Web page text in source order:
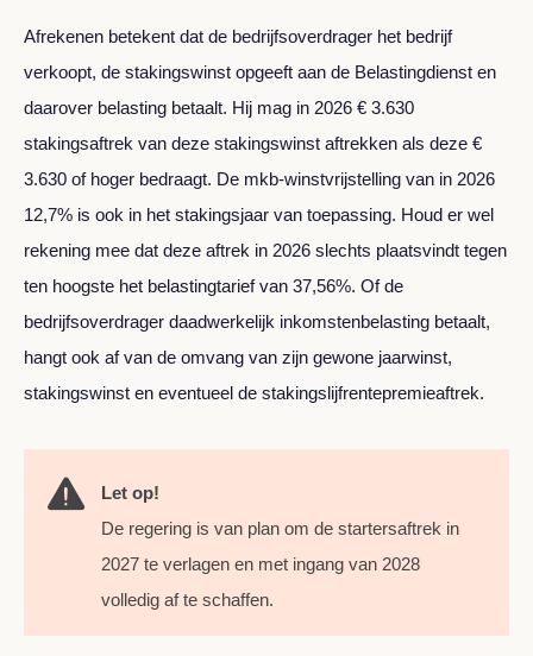
Afrekenen betekent dat de bedrijfsoverdrager het bedrijf
verkoopt, de stakingswinst opgeeft aan de Belastingdienst en
daarover belasting betaalt. Hij mag in 2026 € 3.630
stakingsaftrek van deze stakingswinst aftrekken als deze €
3.630 of hoger bedraagt. De mkb-winstvrijstelling van in 2026
12,7% is ook in het stakingsjaar van toepassing. Houd er wel
rekening mee dat deze aftrek in 2026 slechts plaatsvindt tegen
ten hoogste het belastingtarief van 37,56%. Of de
bedrijfsoverdrager daadwerkelijk inkomstenbelasting betaalt,
hangt ook af van de omvang van zijn gewone jaarwinst,
stakingswinst en eventueel de stakingslijfrentepremieaftrek.
Let op!
De regering is van plan om de startersaftrek in
2027 te verlagen en met ingang van 2028
volledig af te schaffen.